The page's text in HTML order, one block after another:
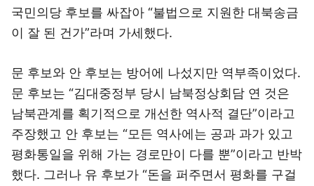
국민의당 후보를 싸잡아 “불법으로 지원한 대북송금
이 잘 된 건가”라며 가세했다.
문 후보와 안 후보는 방어에 나섰지만 역부족이었다.
문 후보는 “김대중정부 당시 남북정상회담 연 것은
남북관계를 획기적으로 개선한 역사적 결단”이라고
주장했고 안 후보는 “모든 역사에는 공과 과가 있고
평화통일을 위해 가는 경로만이 다를 뿐”이라고 반박
했다. 그러나 유 후보가 “돈을 퍼주면서 평화를 구걸